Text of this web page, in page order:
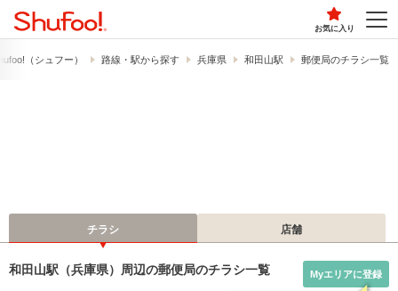
お気に入り
（シュフー） 路線・駅から探す 兵庫県 和田山駅 郵便局のチラシ一覧
チラシ 店舗
和田山駅（兵庫県）周辺の郵便局のチラシ一覧 Myエリアに登録